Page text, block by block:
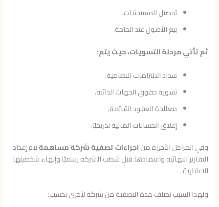
تحصيل المستحقات.
بيع الأصول عند الحاجة.
ثم تأتي مرحلة التسويات، حيث يتم:
سداد الالتزامات النظامية.
تسوية حقوق الجهات الدائنة.
معالجة العقود القائمة.
إغلاق الحسابات المالية تدريجيًا.
وفي المراحل الأخيرة مناجراءات تصفية شركة مساهمةيتم إعداد
التقارير النهائية واعتمادها قبل شطب الشركة رسميًا وإنهاء شخصيتها
الاعتبارية.
ولهذا السبب تختلف مدة التصفية من شركة لأخرى بحسب: